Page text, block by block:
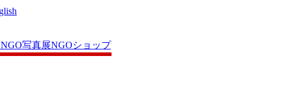
NGO写真展NGOショップ